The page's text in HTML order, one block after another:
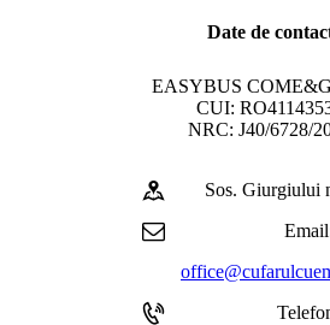
Date de
EASYBUS
CUI:
NRC: J40/6728/
Sos. Giurgiului